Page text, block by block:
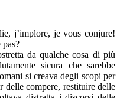
j’implore, je vous conjure!
da qualche cosa di più
sicura che sarebbe
si creava degli scopi per
delle compere, restituire delle